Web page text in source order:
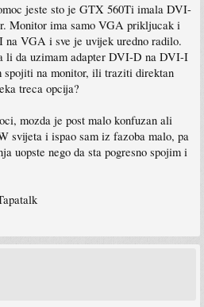
jeste sto je GTX 560Ti imala DVI-
Monitor ima samo VGA prikljucak i
VGA i sve je uvijek uredno radilo.
li da uzimam adapter DVI-D na DVI-I
spojiti na monitor, ili traziti direktan
treca opcija?
mozda je post malo konfuzan ali
svijeta i ispao sam iz fazoba malo, pa
uopste nego da sta pogresno spojim i